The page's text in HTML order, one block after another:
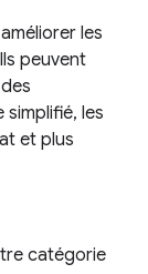
les
peuvent
les
et plus
catégorie